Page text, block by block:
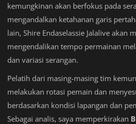
kemungkinan akan berfokus pada
mengandalkan ketahanan garis
lain, Shire Endaselassie Jalalive akan
mengendalikan tempo permainan
dan variasi serangan.
Pelatih dari masing-masing tim
melakukan rotasi pemain dan
berdasarkan kondisi lapangan dan
Sebagai analis, saya memperkirakan